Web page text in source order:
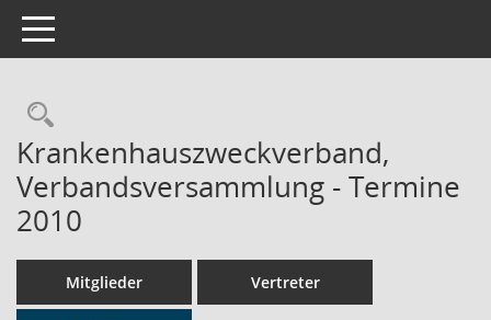
Toggle navigation
Rechercheauswahl
Krankenhauszweckverband,
Verbandsversammlung - Termine
2010
Mitglieder Vertreter